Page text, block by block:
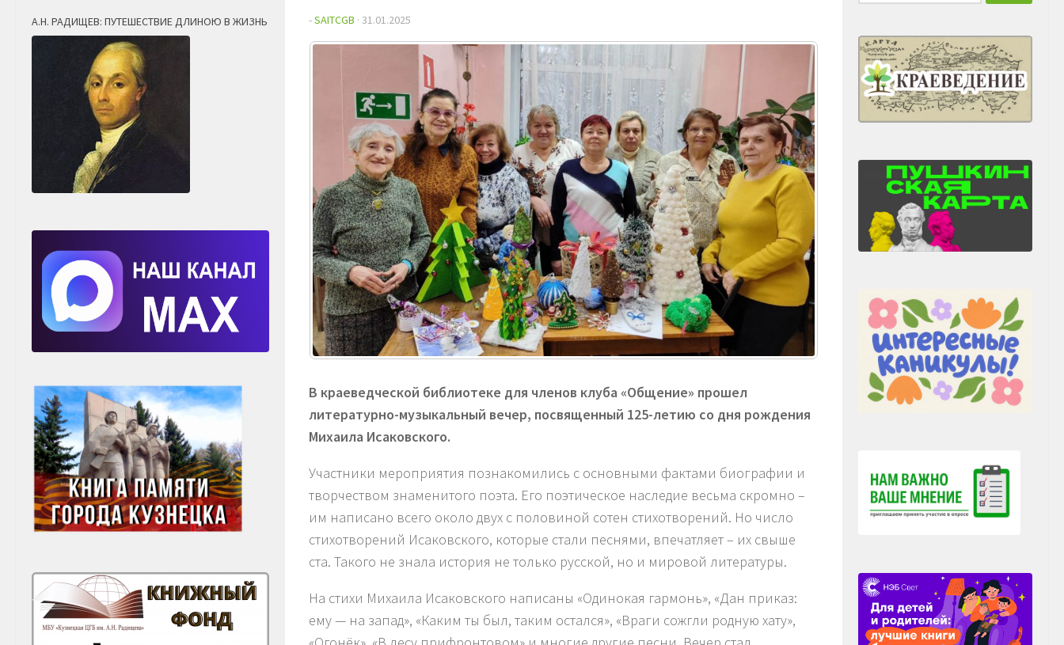
-SAITCGB · 31.01.2025
В краеведческой библиотеке для членов клуба «Общение» прошел
литературно-музыкальный вечер, посвященный 125-летию со дня рождения
Михаила Исаковского.
Участники мероприятия познакомились с основными фактами биографии и
творчеством знаменитого поэта. Его поэтическое наследие весьма скромно –
им написано всего около двух с половиной сотен стихотворений. Но число
стихотворений Исаковского, которые стали песнями, впечатляет – их свыше
ста. Такого не знала история не только русской, но и мировой литературы.
На стихи Михаила Исаковского написаны «Одинокая гармонь», «Дан приказ:
ему — на запад», «Каким ты был, таким остался», «Враги сожгли родную хату»,
А.Н. РАДИЩЕВ: ПУТЕШЕСТВИЕ ДЛИНОЮ В ЖИЗНЬ